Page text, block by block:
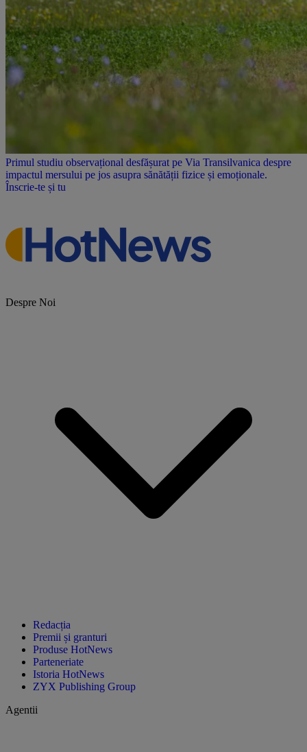
Primul studiu observațional desfășurat pe Via Transilvanica despre
impactul mersului pe jos asupra sănătății fizice și emoționale.
Înscrie-te și tu
Despre Noi
Redacția
Premii și granturi
Produse HotNews
Parteneriate
Istoria HotNews
ZYX Publishing Group
Agentii